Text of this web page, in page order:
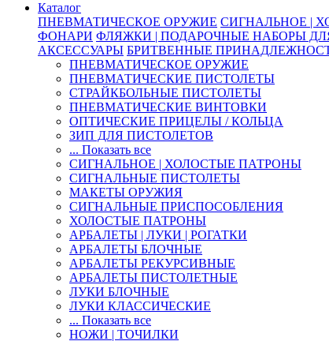
Каталог
ПНЕВМАТИЧЕСКОЕ ОРУЖИЕ СИГНАЛЬНОЕ |
ФОНАРИ ФЛЯЖКИ | ПОДАРОЧНЫЕ НАБОРЫ
АКСЕССУАРЫ БРИТВЕННЫЕ
ПНЕВМАТИЧЕСКОЕ ОРУЖИЕ
ПНЕВМАТИЧЕСКИЕ ПИСТОЛЕТЫ
СТРАЙКБОЛЬНЫЕ ПИСТОЛЕТЫ
ПНЕВМАТИЧЕСКИЕ ВИНТОВКИ
ОПТИЧЕСКИЕ ПРИЦЕЛЫ / КОЛЬЦА
ЗИП ДЛЯ ПИСТОЛЕТОВ
... Показать все
СИГНАЛЬНОЕ | ХОЛОСТЫЕ ПАТРОНЫ
СИГНАЛЬНЫЕ ПИСТОЛЕТЫ
МАКЕТЫ ОРУЖИЯ
СИГНАЛЬНЫЕ ПРИСПОСОБЛЕНИЯ
ХОЛОСТЫЕ ПАТРОНЫ
АРБАЛЕТЫ | ЛУКИ | РОГАТКИ
АРБАЛЕТЫ БЛОЧНЫЕ
АРБАЛЕТЫ РЕКУРСИВНЫЕ
АРБАЛЕТЫ ПИСТОЛЕТНЫЕ
ЛУКИ БЛОЧНЫЕ
ЛУКИ КЛАССИЧЕСКИЕ
... Показать все
НОЖИ | ТОЧИЛКИ